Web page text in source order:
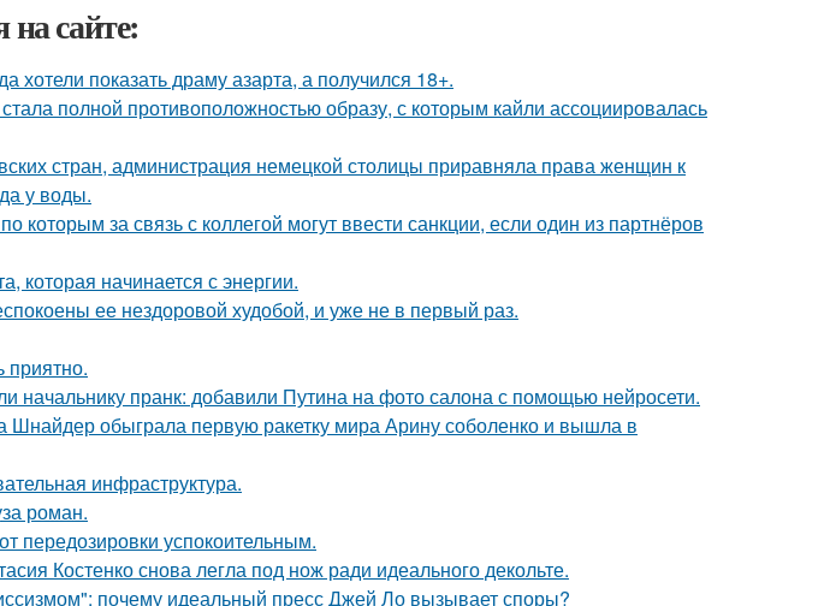
сайте:
хотели показать драму азарта, а получился 18+.
полной противоположностью образу, с которым кайли ассоциировалась
стран, администрация немецкой столицы приравняла права женщин к
у воды.
которым за связь с коллегой могут ввести санкции, если один из партнёров
которая начинается с энергии.
ее нездоровой худобой, и уже не в первый раз.
приятно.
начальнику пранк: добавили Путина на фото салона с помощью нейросети.
Шнайдер обыграла первую ракетку мира Арину соболенко и вышла в
инфраструктура.
роман.
передозировки успокоительным.
Костенко снова легла под нож ради идеального декольте.
почему идеальный пресс Джей Ло вызывает споры?